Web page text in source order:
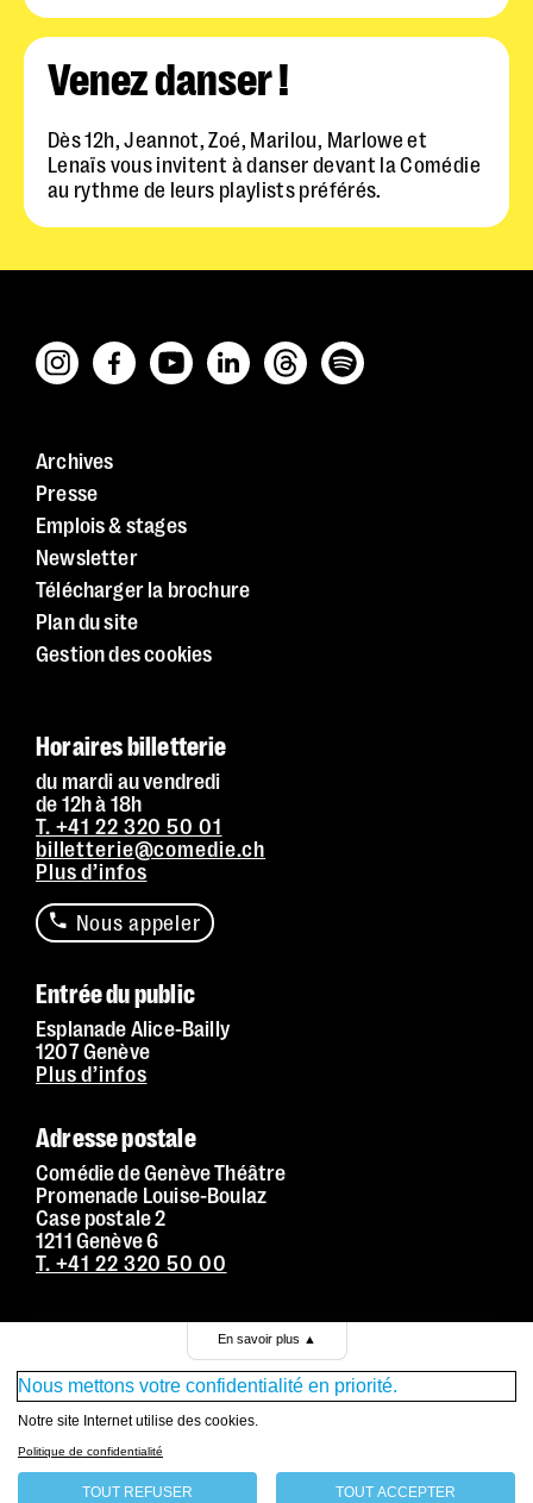
Contrastes : par défaut
Venez danser !
Dès 12h, Jeannot, Zoé, Marilou, Marlowe et
Lenaïs vous invitent à danser devant la Comédie
au rythme de leurs playlists préférés.
Archives
Presse
Emplois & stages
Newsletter
Télécharger la brochure
Plan du site
Gestion des cookies
Horaires billetterie
du mardi au vendredi
de 12h à 18h
T. +41 22 320 50 01
billetterie@comedie.ch
Plus d’infos
Nous appeler
Entrée du public
Esplanade Alice-Bailly
1207 Genève
Plus d’infos
Adresse postale
Comédie de Genève Théâtre
Promenade Louise-Boulaz
Case postale 2
1211 Genève 6
T. +41 22 320 50 00
Conditions générales de vente
Politique de confidentialité
En savoir plus ▲
Nous mettons votre confidentialité en priorité.
Notre site Internet utilise des cookies.
Politique de confidentialité
TOUT REFUSER TOUT ACCEPTER